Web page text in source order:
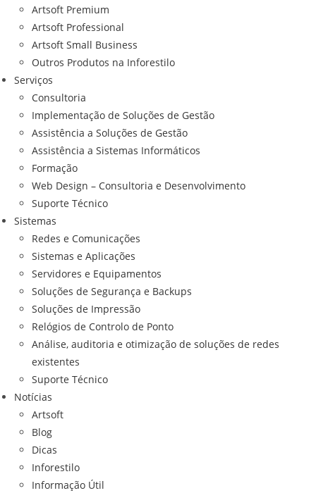
Artsoft Premium
Artsoft Professional
Artsoft Small Business
Outros Produtos na Inforestilo
Serviços
Consultoria
Implementação de Soluções de Gestão
Assistência a Soluções de Gestão
Assistência a Sistemas Informáticos
Formação
Web Design – Consultoria e Desenvolvimento
Suporte Técnico
Sistemas
Redes e Comunicações
Sistemas e Aplicações
Servidores e Equipamentos
Soluções de Segurança e Backups
Soluções de Impressão
Relógios de Controlo de Ponto
Análise, auditoria e otimização de soluções de redes
existentes
Suporte Técnico
Notícias
Artsoft
Blog
Dicas
Inforestilo
Informação Útil